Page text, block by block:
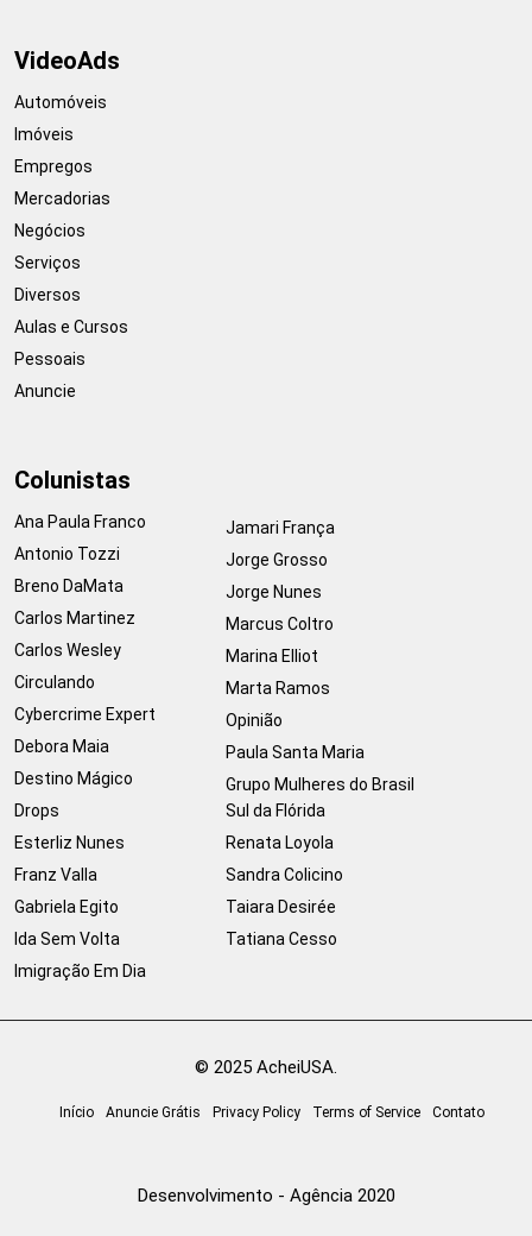
VideoAds
Automóveis
Imóveis
Empregos
Mercadorias
Negócios
Serviços
Diversos
Aulas e Cursos
Pessoais
Anuncie
Colunistas
Ana Paula Franco
Antonio Tozzi
Breno DaMata
Carlos Martinez
Carlos Wesley
Circulando
Cybercrime Expert
Debora Maia
Destino Mágico
Drops
Esterliz Nunes
Franz Valla
Gabriela Egito
Ida Sem Volta
Imigração Em Dia
Jamari França
Jorge Grosso
Jorge Nunes
Marcus Coltro
Marina Elliot
Marta Ramos
Opinião
Paula Santa Maria
Grupo Mulheres do Brasil
Sul da Flórida
Renata Loyola
Sandra Colicino
Taiara Desirée
Tatiana Cesso
© 2025 AcheiUSA.
Início Anuncie Grátis Privacy Policy Terms of Service Contato
Desenvolvimento - Agência 2020